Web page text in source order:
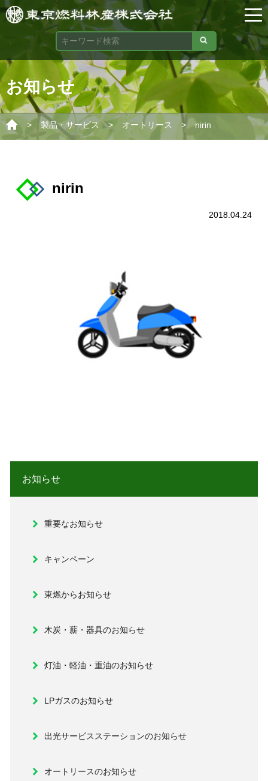
お知らせ
> 製品・サービス > オートリース > nirin
nirin
2018.04.24
お知らせ
重要なお知らせ
キャンペーン
東燃からお知らせ
木炭・薪・器具のお知らせ
灯油・軽油・重油のお知らせ
LPガスのお知らせ
出光サービスステーションのお知らせ
オートリースのお知らせ